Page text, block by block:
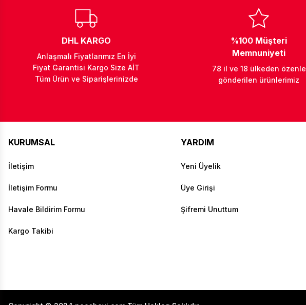
DHL KARGO
Anlaşmalı Fiyatlarımız En İyi
Fiyat Garantisi Kargo Size AİT
Tüm Ürün ve Siparişlerinizde
%100 Müşteri
Memnuniyeti
78 il ve 18 ülkeden özenle
gönderilen ürünlerimiz
KURUMSAL
İletişim
İletişim Formu
Havale Bildirim Formu
Kargo Takibi
YARDIM
Yeni Üyelik
Üye Girişi
Şifremi Unuttum